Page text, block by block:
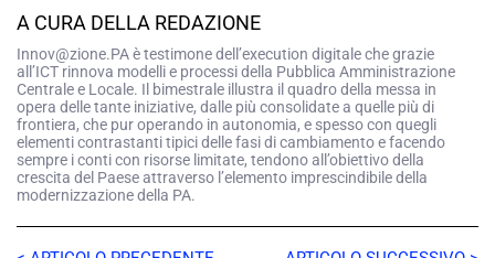
A CURA DELLA REDAZIONE
Innov@zione.PA è testimone dell’execution digitale che grazie
all’ICT rinnova modelli e processi della Pubblica Amministrazione
Centrale e Locale. Il bimestrale illustra il quadro della messa in
opera delle tante iniziative, dalle più consolidate a quelle più di
frontiera, che pur operando in autonomia, e spesso con quegli
elementi contrastanti tipici delle fasi di cambiamento e facendo
sempre i conti con risorse limitate, tendono all’obiettivo della
crescita del Paese attraverso l’elemento imprescindibile della
modernizzazione della PA.